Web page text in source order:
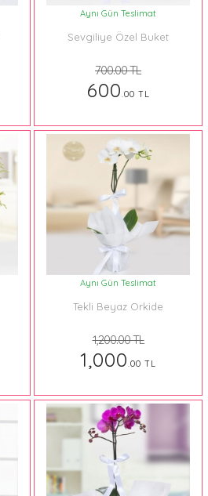
Aynı Gün Teslimat
Sevgiliye Özel Buket
700.00 TL
600.00 TL
Aynı Gün Teslimat
Tekli Beyaz Orkide
1,200.00 TL
1,000.00 TL